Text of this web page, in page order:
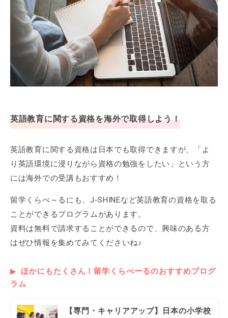
英語教育に関する資格を海外で取得しよう！
英語教育に関する資格は日本でも取得できますが、「よ
り英語環境に浸りながら資格の勉強をしたい」という方
には海外での受講もおすすめ！
留学くらべ～るにも、J-SHINEなど英語教育の資格を取る
ことができるプログラムがあります。
資料は無料で請求することができるので、興味のある方
はぜひ情報を集めてみてくださいね♪
ほかにもたくさん！留学くらべーるのおすすめプログ
ラム
【専門・キャリアアップ】日本の小学校